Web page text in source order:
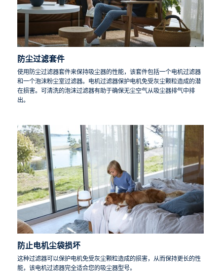
防尘过滤套件
使用防尘过滤器套件来保持吸尘器的性能，该套件包括一个电机过滤器
和一个泡沫粉尘室过滤器。电机过滤器保护电机免受灰尘颗粒造成的潜
在损害。可清洗的泡沫过滤器有助于确保无尘空气从吸尘器排气中排
出。
防止电机尘袋损坏
这种过滤器可以保护电机免受灰尘颗粒造成的损害，从而保持更长的性
能，该电机过滤器完全适合您的吸尘器型号。